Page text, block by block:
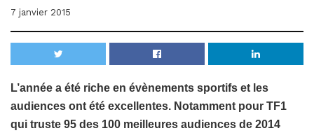
7 janvier 2015
L’année a été riche en évènements sportifs et les
audiences ont été excellentes. Notamment pour TF1
qui truste 95 des 100 meilleures audiences de 2014